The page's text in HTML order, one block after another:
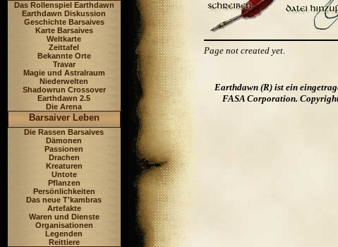
Das Rollenspiel Earthdawn
Earthdawn Diskussion
Geschichte Barsaives
Karte Barsaives
Weltkarte
Zeittafel
Bekannte Orte
Travar
Magie und Astralraum
Niederwelten
Shadowrun Crossover
Earthdawn 2.5
Die Arena
Barsaiver Leben
Die Rassen Barsaives
Dämonen
Passionen
Drachen
Kreaturen
Untote
Pflanzen
Persönlichkeiten
Das neue T'kambras
Artefakte
Waren und Dienste
Organisationen
Legenden
Reittiere
Page not created yet.
Earthdawn (R) ist ein
FASA Corporation. Copyright